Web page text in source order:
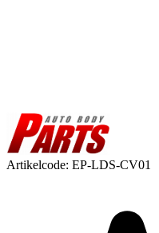
Artikelcode: EP-LDS-CV01